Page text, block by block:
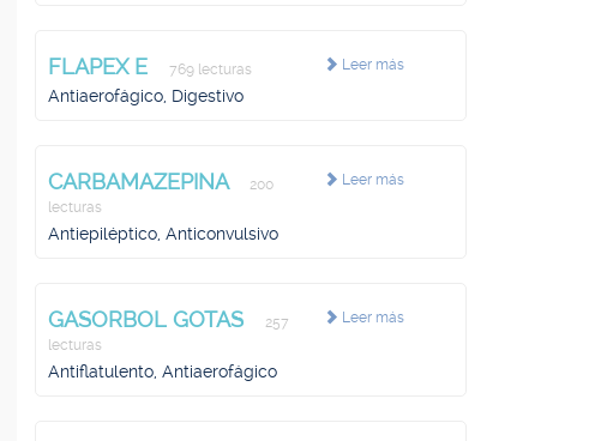
Leer más
FLAPEX E 769 lecturas
Antiaerofágico, Digestivo
Leer más
CARBAMAZEPINA
200
lecturas
Antiepiléptico, Anticonvulsivo
Leer más
GASORBOL GOTAS
257
lecturas
Antiflatulento, Antiaerofágico